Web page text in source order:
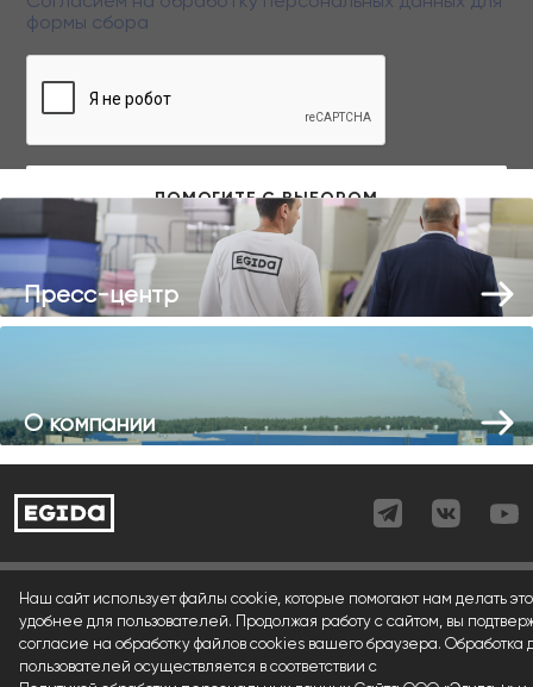
Заполняя данную форму вы даете свое согласие на обработку
персональных данных
формы сбора
Пресс-центр
О компании
Согласие (cookies)
Согласие (форма)
Согласие (регистрация)
Наш сайт использует файлы cookie, которые помогают нам делать
удобнее для пользователей. Продолжая работу с сайтом, вы
согласие на обработку файлов cookies вашего браузера. Обработка
пользователей осуществляется в соответствии с